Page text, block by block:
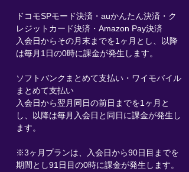
ドコモSPモード決済・auかんたん決済・ク
レジットカード決済・Amazon Pay決済
入会日からその月末までを1ヶ月とし、以降
は毎月1日の0時に課金が発生します。
ソフトバンクまとめて支払い・ワイモバイル
まとめて支払い
入会日から翌月同日の前日までを1ヶ月と
し、以降は毎月入会日と同日に課金が発生し
ます。
※3ヶ月プランは、入会日から90日目までを
期間とし91日目の0時に課金が発生します。